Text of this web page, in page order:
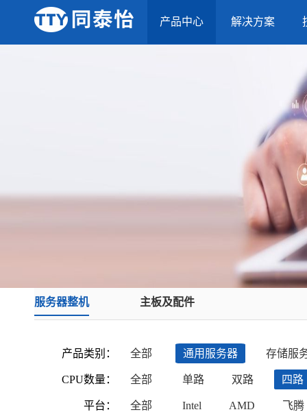
产品中心 解决方案
服务器整机 主板及配件
产品类别：
CPU数量：
平台：
全部 通用服务器 存储服
全部 单路 双路 四路
全部 Intel AMD 飞腾